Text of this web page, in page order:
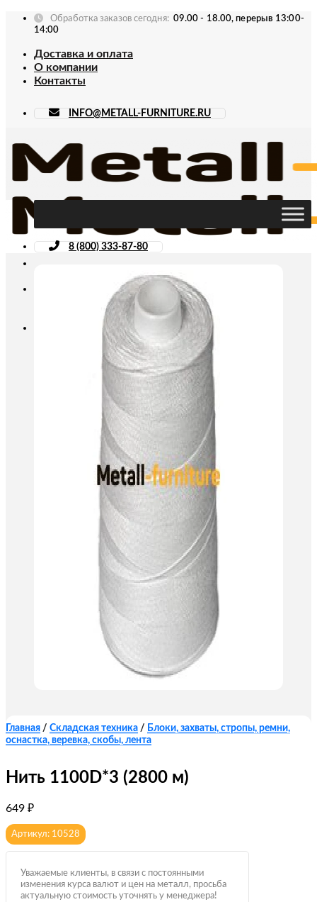
Skip
Обработка заказов сегодня: 09.00 - 18.00, перерыв 13:00-
14:00
Доставка и оплата
О компании
Контакты
INFO@METALL-FURNITURE.RU
8 (800) 333-87-80
Главная / Складская техника / Блоки, захваты, стропы, ремни,
оснастка, веревка, скобы, лента
Нить 1100D*3 (2800 м)
649 ₽
Артикул: 10528
Уважаемые клиенты, в связи с постоянными
изменения курса валют и цен на металл, просьба
актуальную стоимость уточнять у менеджера!